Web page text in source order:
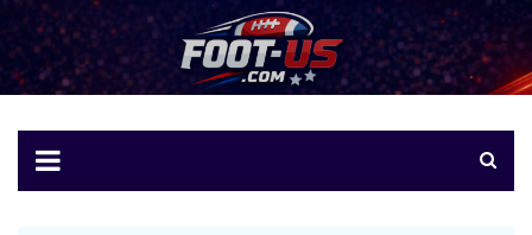
to
content
Foot-US
Le football américain en français